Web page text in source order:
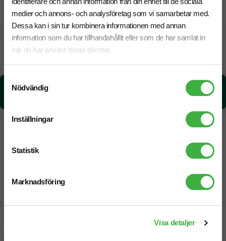
medier och annons- och analysföretag som vi samarbetar med.
Dessa kan i sin tur kombinera informationen med annan
information som du har tillhandahållit eller som de har samlat in
när du har använt deras tjänster.
Samtyckesval
Nödvändig
Inställningar
Statistik
Marknadsföring
Visa detaljer
CO₂e -avtryck
14 Augusti Beräknad leveranstid:
CO₂e -avtryck: